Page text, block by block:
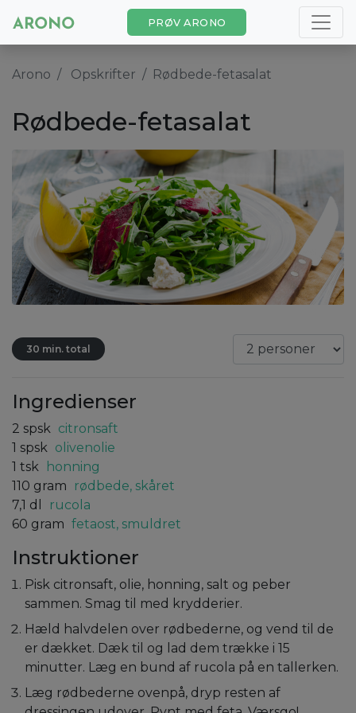
PRØV ARONO
Arono Opskrifter Rødbede-fetasalat
Rødbede-fetasalat
30 min. total
Ingredienser
2 spsk citronsaft
1 spsk olivenolie
1 tsk
honning
110 gram
rødbede, skåret
7,1 dl
rucola
60 gram fetaost, smuldret
Instruktioner
Pisk citronsaft, olie, honning, salt og peber
sammen. Smag til med krydderier.
Hæld halvdelen over rødbederne, og vend til de
er dækket. Dæk til og lad dem trække i 15
minutter. Læg en bund af rucola på en tallerken.
Læg rødbederne ovenpå, dryp resten af